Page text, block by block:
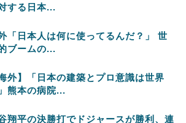
する日本...
「日本人は何に使ってるんだ？」 世
ブームの...
海外】「日本の建築とプロ意識は世界
熊本の病院...
翔平の決勝打でドジャースが勝利、連